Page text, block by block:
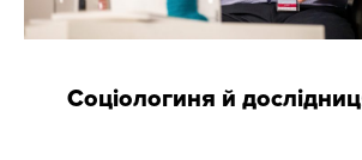
Соціологиня й